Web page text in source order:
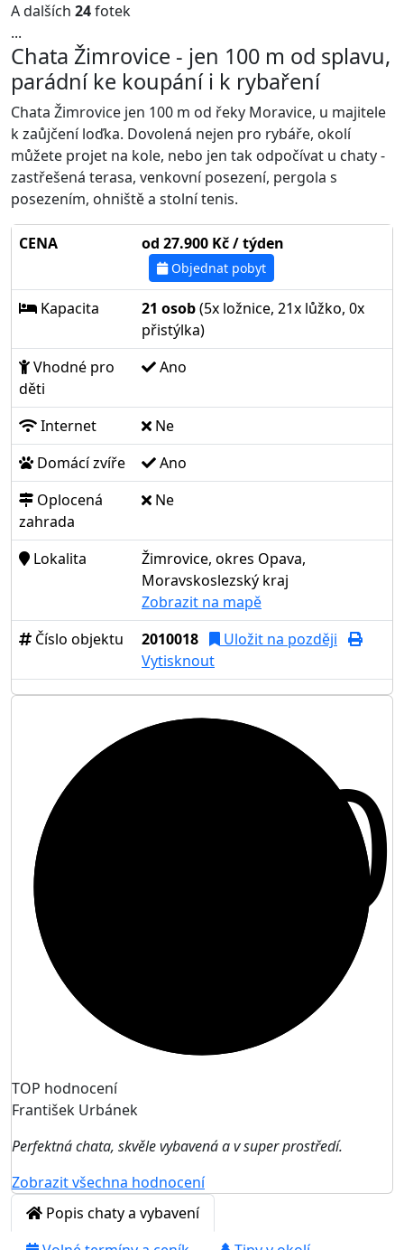
A dalších 24fotek
...
Chata Žimrovice - jen 100 m od splavu,
parádní ke koupání i k rybaření
Chata Žimrovice jen 100 m od řeky Moravice, u majitele
k zaůjčení loďka. Dovolená nejen pro rybáře, okolí
můžete projet na kole, nebo jen tak odpočívat u chaty -
zastřešená terasa, venkovní posezení, pergola s
posezením, ohniště a stolní tenis.
CENA od 27.900 Kč / týden
Objednat pobyt
Kapacita 21 osob(5x ložnice, 21x lůžko, 0x
přistýlka)
Vhodné pro
děti
Ano
Internet
Ne
Domácí zvíře
Ano
Oplocená
zahrada
Ne
Lokalita
Žimrovice, okres Opava,
Moravskoslezský kraj
Zobrazit na mapě
Číslo objektu
2010018
Uložit na později
Vytisknout
10
TOP hodnocení
František Urbánek
Perfektná chata, skvěle vybavená a v super prostředí.
Zobrazit všechna hodnocení
Popis chaty a vybavení